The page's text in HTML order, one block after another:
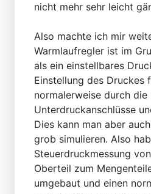
nicht mehr sehr leicht
Also machte ich mir
Warmlaufregler ist im
als ein einstellbares
Einstellung des Druckes
normalerweise durch die
Unterdruckanschlüsse
Dies kann man aber
grob simulieren. Also
Steuerdruckmessung
Oberteil zum
umgebaut und einen